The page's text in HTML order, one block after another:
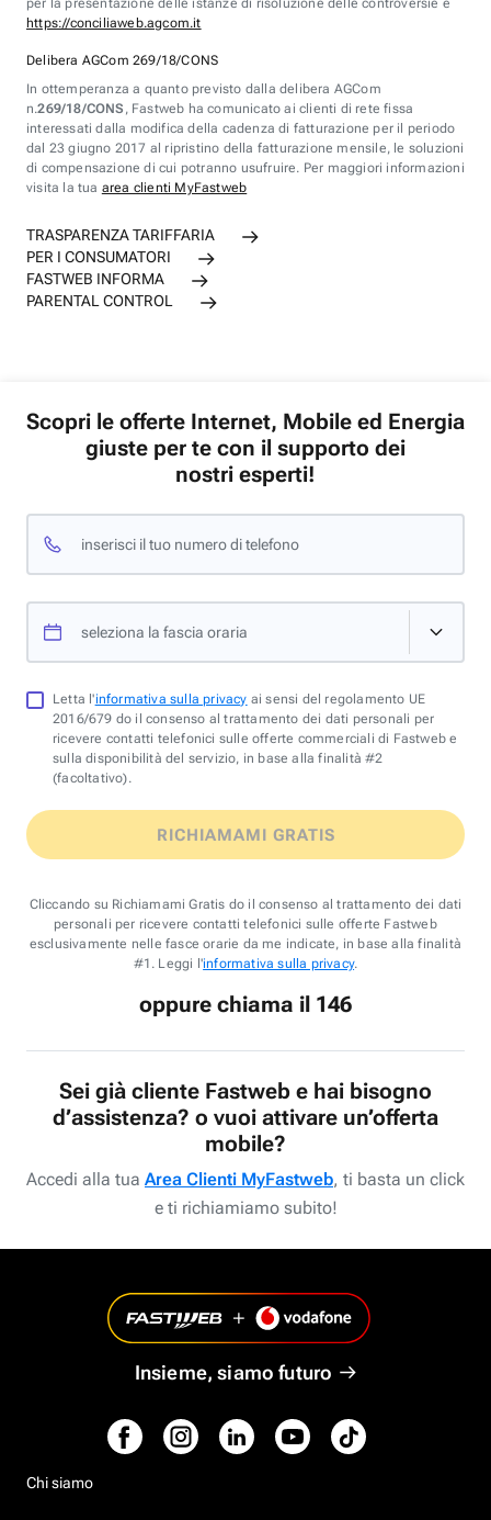
per la presentazione delle istanze di risoluzione delle controversie è
https://conciliaweb.agcom.it
Delibera AGCom 269/18/CONS
In ottemperanza a quanto previsto dalla delibera AGCom
n.269/18/CONS , Fastweb ha comunicato ai clienti di rete fissa
interessati dalla modifica della cadenza di fatturazione per il periodo
dal 23 giugno 2017 al ripristino della fatturazione mensile, le soluzioni
di compensazione di cui potranno usufruire. Per maggiori informazioni
visita la tua area clienti MyFastweb
TRASPARENZA TARIFFARIA
PER I CONSUMATORI
FASTWEB INFORMA
PARENTAL CONTROL
Scopri le offerte Internet, Mobile ed Energia
giuste per te con il supporto dei
nostri esperti!
inserisci il tuo numero di telefono
seleziona la fascia oraria
Letta l'informativa sulla privacy ai sensi del regolamento UE
2016/679 do il consenso al trattamento dei dati personali per
ricevere contatti telefonici sulle offerte commerciali di Fastweb e
sulla disponibilità del servizio, in base alla finalità #2
(facoltativo).
RICHIAMAMI GRATIS
Cliccando su Richiamami Gratis do il consenso al trattamento dei dati
personali per ricevere contatti telefonici sulle offerte Fastweb
esclusivamente nelle fasce orarie da me indicate, in base alla finalità
#1. Leggi l'informativa sulla privacy.
oppure chiama il 146
Sei già cliente Fastweb e hai bisogno
d’assistenza? o vuoi attivare un’offerta
mobile?
Accedi alla tua Area Clienti MyFastweb, ti basta un click
e ti richiamiamo subito!
Insieme, siamo futuro
Chi siamo